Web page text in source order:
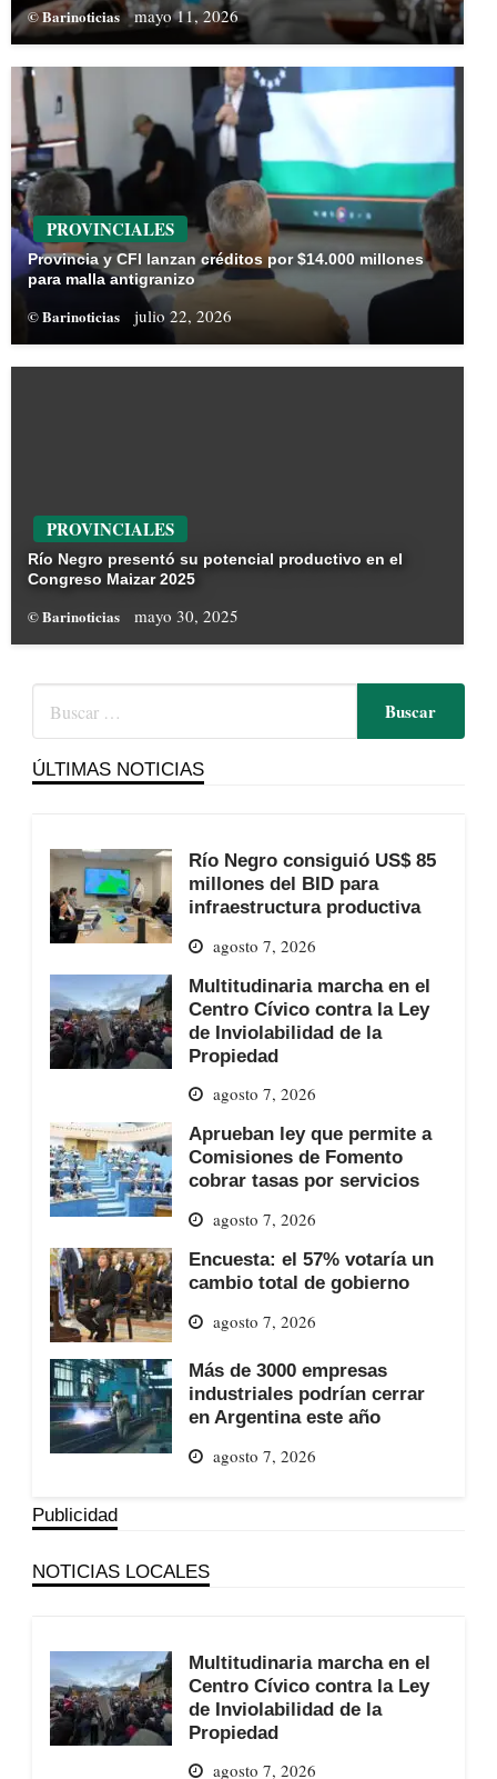
© Barinoticias mayo 11, 2026
PROVINCIALES
Provincia y CFI lanzan créditos por $14.000 millones
para malla antigranizo
© Barinoticias julio 22, 2026
PROVINCIALES
Río Negro presentó su potencial productivo en el
Congreso Maizar 2025
© Barinoticias mayo 30, 2025
ÚLTIMAS NOTICIAS
Río Negro consiguió US$ 85
millones del BID para
infraestructura productiva
agosto 7, 2026
Multitudinaria marcha en el
Centro Cívico contra la Ley
de Inviolabilidad de la
Propiedad
agosto 7, 2026
Aprueban ley que permite a
Comisiones de Fomento
cobrar tasas por servicios
agosto 7, 2026
Encuesta: el 57% votaría un
cambio total de gobierno
agosto 7, 2026
Más de 3000 empresas
industriales podrían cerrar
en Argentina este año
agosto 7, 2026
Publicidad
NOTICIAS LOCALES
Multitudinaria marcha en el
Centro Cívico contra la Ley
de Inviolabilidad de la
Propiedad
agosto 7, 2026